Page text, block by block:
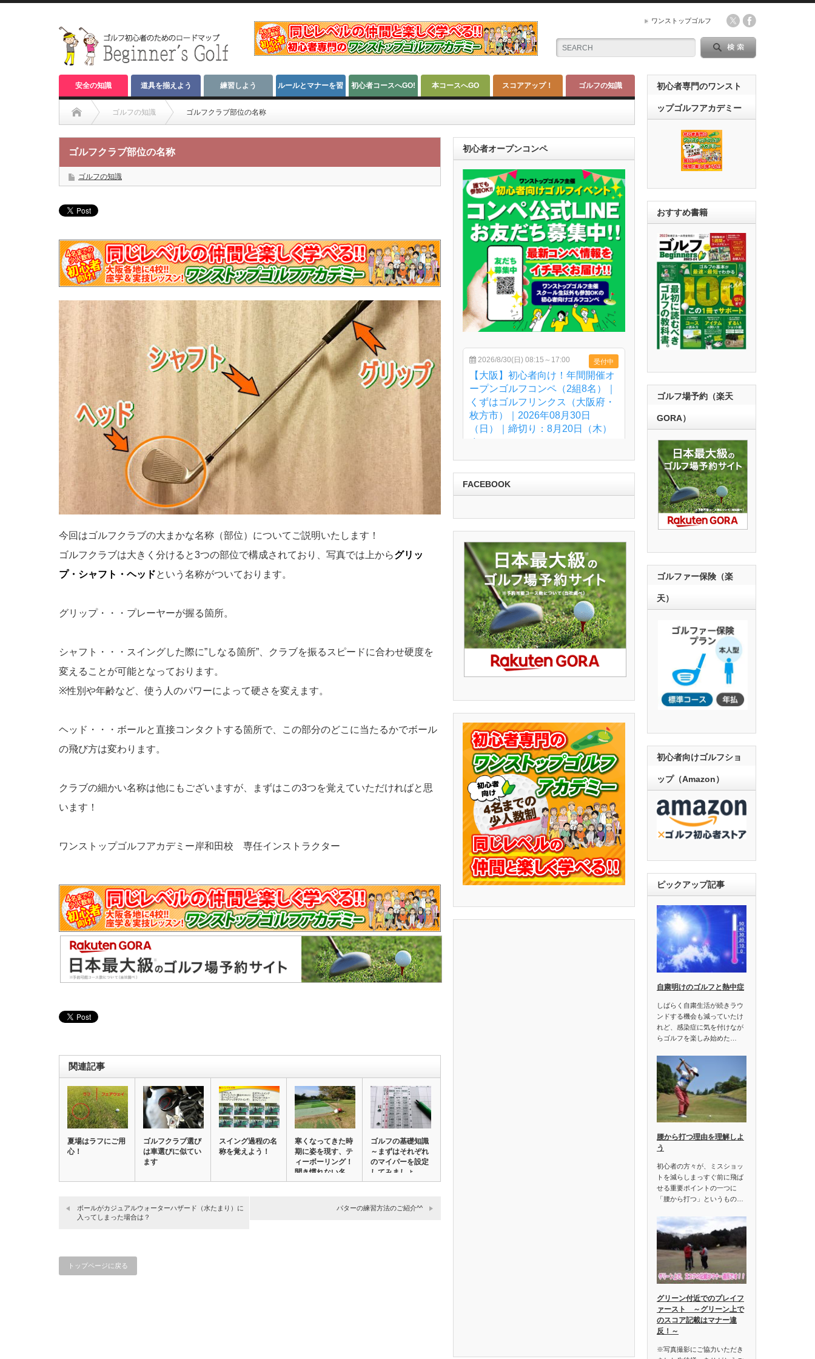
ワンストップゴルフ
安全の知識 道具を揃えよう 練習しよう ルールとマナーを習 初心者コースへGO! 本コースへGO スコアアップ！ ゴルフの知識
ゴルフの知識 ゴルフクラブ部位の名称
ゴルフクラブ部位の名称
ゴルフの知識
今回はゴルフクラブの大まかな名称（部位）についてご説明いたします！
ゴルフクラブは大きく分けると3つの部位で構成されており、写真では上からグリッ
プ・シャフト・ヘッドという名称がついております。
グリップ・・・プレーヤーが握る箇所。
シャフト・・・スイングした際に”しなる箇所”、クラブを振るスピードに合わせ硬度を
変えることが可能となっております。
※性別や年齢など、使う人のパワーによって硬さを変えます。
ヘッド・・・ボールと直接コンタクトする箇所で、この部分のどこに当たるかでボール
の飛び方は変わります。
クラブの細かい名称は他にもございますが、まずはこの3つを覚えていただければと思
います！
ワンストップゴルフアカデミー岸和田校 専任インストラクター
関連記事
夏場はラフにご用
心！
ゴルフクラブ選び
は車選びに似てい
ます
スイング過程の名
称を覚えよう！
寒くなってきた時
期に姿を現す、テ
ィーボーリング！
聞き慣れない名
前…
ゴルフの基礎知識
～まずはそれぞれ
のマイパーを設定
してみましょ
う！…
ボールがカジュアルウォーターハザード（水たまり）に
入ってしまった場合は？
パターの練習方法のご紹介^^
トップページに戻る
初心者オープンコンペ
FACEBOOK
初心者専門のワンスト
ップゴルフアカデミー
おすすめ書籍
ゴルフ場予約（楽天
GORA）
ゴルファー保険（楽
天）
初心者向けゴルフショ
ップ（Amazon）
ピックアップ記事
自粛明けのゴルフと熱中症
しばらく自粛生活が続きラウ
ンドする機会も減っていたけ
れど、感染症に気を付けなが
らゴルフを楽しみ始めた…
腰から打つ理由を理解しよ
う
初心者の方々が、ミスショッ
トを減らしまっすぐ前に飛ば
せる重要ポイントの一つに
「腰から打つ」というもの…
グリーン付近でのプレイフ
ァースト ～グリーン上で
のスコア記載はマナー違
反！～
※写真撮影にご協力いただき